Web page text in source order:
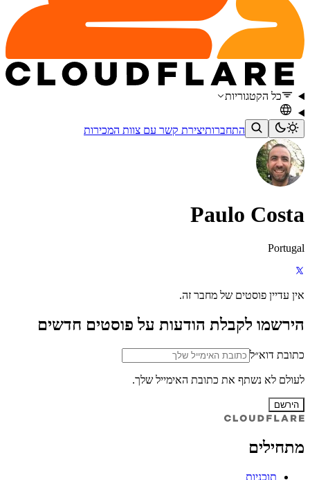
כל הקטגוריות
התחברותיצירת קשר עם צוות המכירות
Paulo Costa
Portugal
אין עדיין פוסטים של מחבר זה.
הירשמו לקבלת הודעות על פוסטים חדשים
כתובת דוא״ל
לעולם לא נשתף את כתובת האימייל שלך.
הירשם
מתחילים
תוכניות